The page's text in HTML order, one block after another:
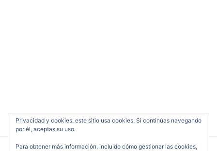
Privacidad y cookies: este sitio usa cookies. Si continúas navegando
por él, aceptas su uso.
Para obtener más información, incluido cómo gestionar las cookies,